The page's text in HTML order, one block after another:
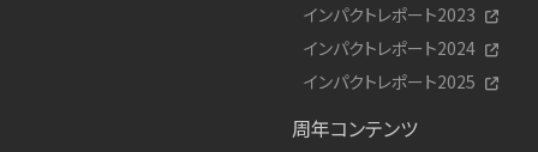
インパクトレポート2023
インパクトレポート2024
インパクトレポート2025
周年コンテンツ